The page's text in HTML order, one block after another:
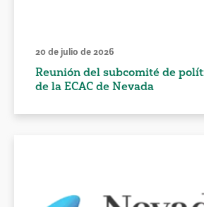
20 de julio de 2026
Reunión del subcomité de
de la ECAC de Nevada